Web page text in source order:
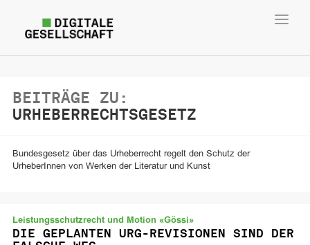
BEITRÄGE ZU:
URHEBERRECHTSGESETZ
Bundesgesetz über das Urheberrecht regelt den Schutz der
UrheberInnen von Werken der Literatur und Kunst
Leistungsschutzrecht und Motion «Gössi»
DIE GEPLANTEN URG-REVISIONEN SIND DER